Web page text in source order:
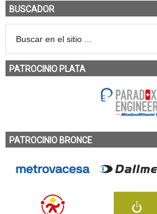
BUSCADOR
PATROCINIO PLATA
PATROCINIO BRONCE